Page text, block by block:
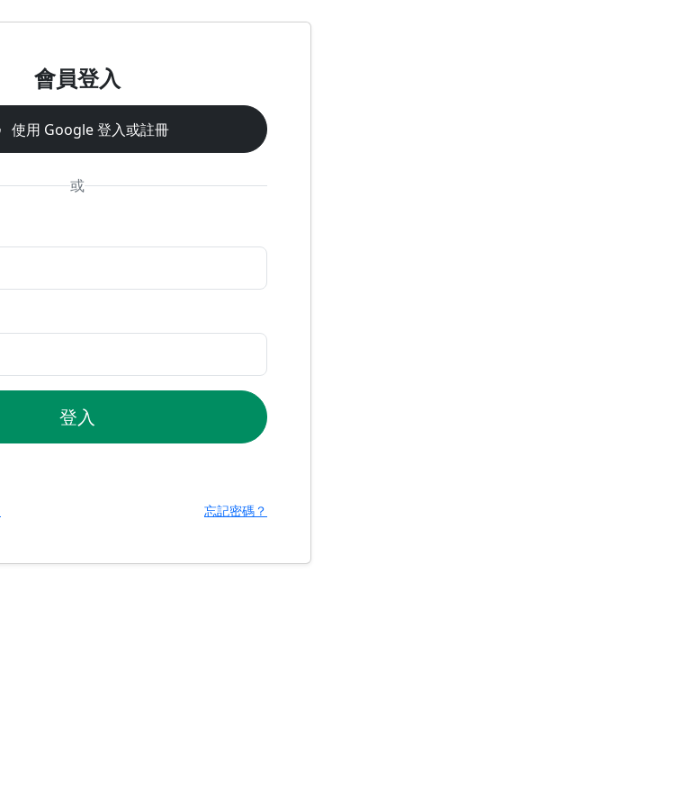
會員登入
使用 Google 登入或註冊
或
登入
忘記密碼？